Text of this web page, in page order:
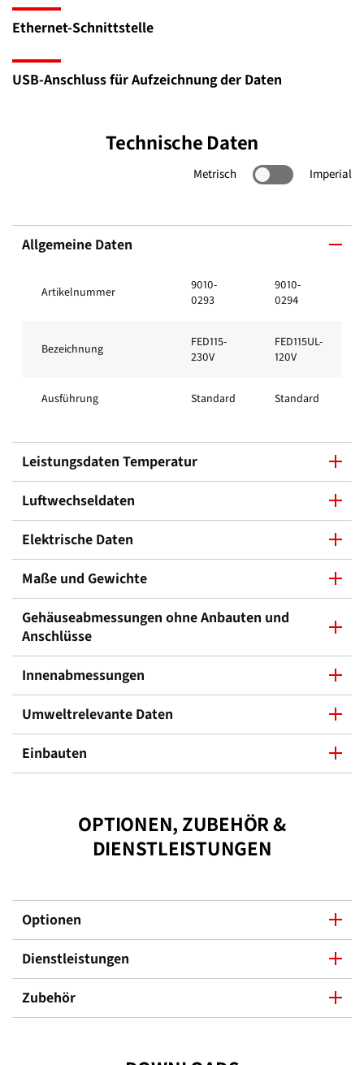
Ethernet-Schnittstelle
USB-Anschluss für Aufzeichnung der Daten
Technische Daten
Metrisch Imperial
Allgemeine Daten
Artikelnummer
9010-
0293
9010-
0294
Bezeichnung
FED115-
230V
FED115UL-
120V
Ausführung Standard Standard
Leistungsdaten Temperatur
Luftwechseldaten
Elektrische Daten
Maße und Gewichte
Gehäuseabmessungen ohne Anbauten und
Anschlüsse
Innenabmessungen
Umweltrelevante Daten
Einbauten
OPTIONEN, ZUBEHÖR &
DIENSTLEISTUNGEN
Optionen
Dienstleistungen
Zubehör